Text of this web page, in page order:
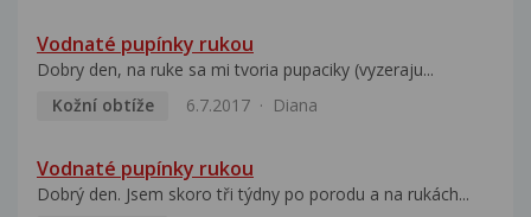
Vodnaté pupínky rukou
Dobry den, na ruke sa mi tvoria pupaciky (vyzeraju...
Kožní obtíže
6.7.2017 Diana
Vodnaté pupínky rukou
Dobrý den. Jsem skoro tři týdny po porodu a na rukách...